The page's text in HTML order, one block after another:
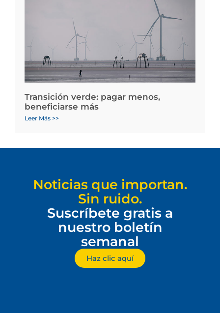
Transición verde: pagar menos,
beneficiarse más
Leer Más >>
Noticias que importan.
Sin ruido.
Suscríbete gratis a
nuestro boletín
semanal
Haz clic aquí